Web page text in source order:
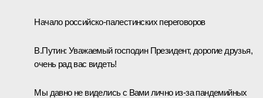
Начало российско-палестинских переговоров
В.Путин: Уважаемый господин Президент, дорогие друзья,
очень рад вас видеть!
Мы давно не виделись с Вами лично из-за пандемийных